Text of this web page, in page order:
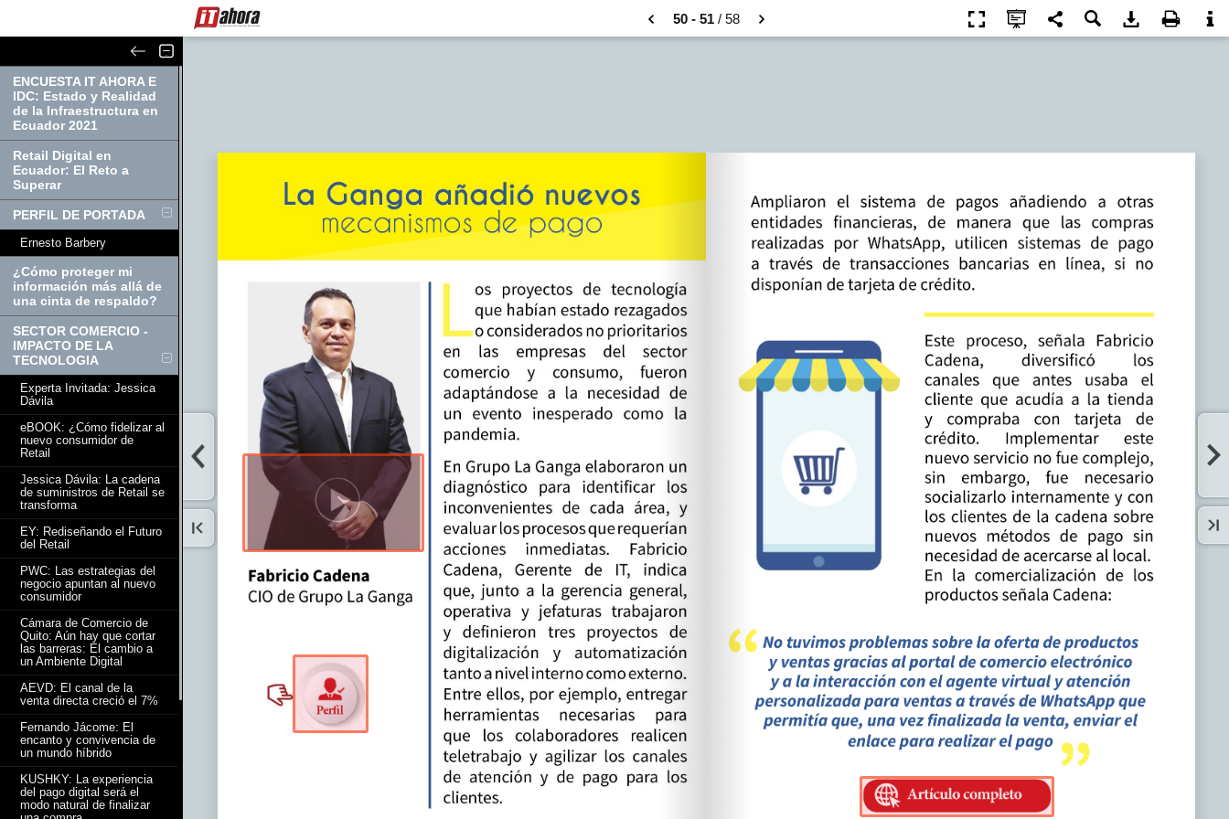
50 - 51/ 58
ENCUESTA IT AHORA E
IDC: Estado y Realidad
de la Infraestructura en
Ecuador 2021
Retail Digital en
Ecuador: El Reto a
Superar
PERFIL DE PORTADA
Ernesto Barbery
¿Cómo proteger mi
información más allá de
una cinta de respaldo?
SECTOR COMERCIO -
IMPACTO DE LA
TECNOLOGIA
Experta Invitada: Jessica
Dávila
eBOOK: ¿Cómo fidelizar al
nuevo consumidor de
Retail
Jessica Dávila: La cadena
de suministros de Retail se
transforma
EY: Rediseñando el Futuro
del Retail
PWC: Las estrategias del
negocio apuntan al nuevo
consumidor
Cámara de Comercio de
Quito: Aún hay que cortar
las barreras: El cambio a
un Ambiente Digital
AEVD: El canal de la
venta directa creció el 7%
Fernando Jácome: El
encanto y convivencia de
un mundo híbrido
KUSHKY: La experiencia
del pago digital será el
modo natural de finalizar